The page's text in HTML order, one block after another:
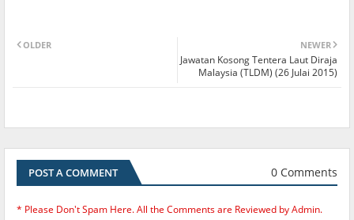
NEWER
Jawatan Kosong Tentera Laut Diraja
Malaysia (TLDM) (26 Julai 2015)
OLDER
POST A COMMENT 0 Comments
* Please Don't Spam Here. All the Comments are Reviewed by Admin.